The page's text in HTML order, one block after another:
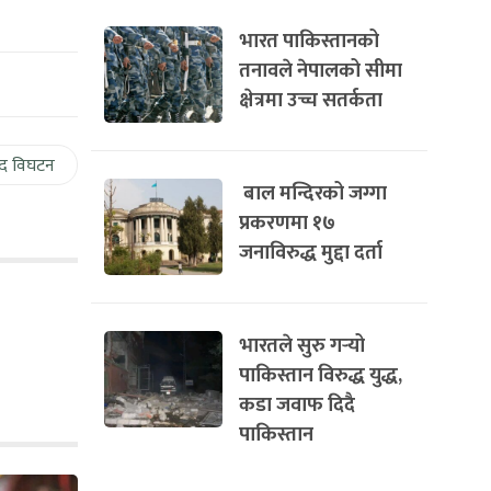
विघटन
भारत पाकिस्तानको
तनावले नेपालको सीमा
क्षेत्रमा उच्च सतर्कता
बाल मन्दिरको जग्गा
प्रकरणमा १७
जनाविरुद्ध मुद्दा दर्ता
भारतले सुरु गर्‍यो
पाकिस्तान विरुद्ध युद्ध,
कडा जवाफ दिदै
पाकिस्तान